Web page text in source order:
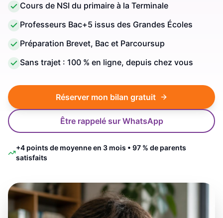
Cours de NSI du primaire à la Terminale
Professeurs Bac+5 issus des Grandes Écoles
Préparation Brevet, Bac et Parcoursup
Sans trajet : 100 % en ligne, depuis chez vous
Réserver mon bilan gratuit
Être rappelé sur WhatsApp
+4 points de moyenne en 3 mois • 97 % de parents
satisfaits